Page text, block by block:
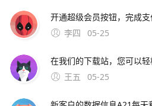
李四
05-25
王五
05-25